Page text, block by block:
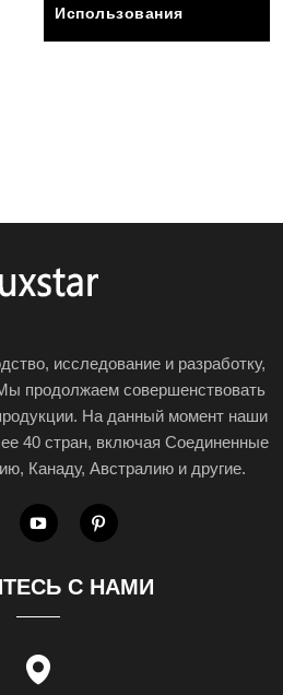
Использования
исследование и разработку,
Мы продолжаем совершенствовать
На данный момент наши
40 стран, включая Соединенные
Канаду, Австралию и другие.
С НАМИ